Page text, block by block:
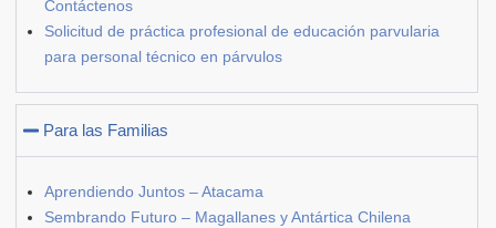
Contáctenos
Solicitud de práctica profesional de educación parvularia
para personal técnico en párvulos
Para las Familias
Aprendiendo Juntos – Atacama
Sembrando Futuro – Magallanes y Antártica Chilena